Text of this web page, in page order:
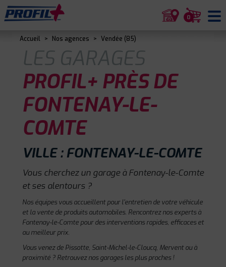
0
Accueil > Nos agences > Vendée (85)
LES GARAGES
PROFIL+ PRÈS DE
FONTENAY-LE-
COMTE
VILLE : FONTENAY-LE-COMTE
Vous cherchez un garage à Fontenay-le-Comte
et ses alentours ?
Nos équipes vous accueillent pour l'entretien de votre véhicule
et la vente de produits automobiles. Rencontrez nos experts à
Fontenay-le-Comte pour des interventions rapides, efficaces et
au meilleur prix.
Vous venez de Pissotte, Saint-Michel-le-Cloucq, Mervent ou à
proximité ? Retrouvez nos garages les plus proches !